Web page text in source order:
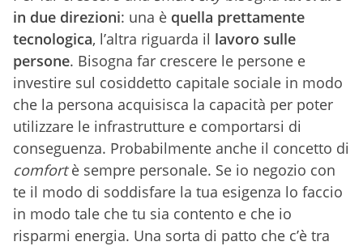
in due direzioni: una è quella prettamente
tecnologica, l’altra riguarda il lavoro sulle
persone. Bisogna far crescere le persone e
investire sul cosiddetto capitale sociale in modo
che la persona acquisisca la capacità per poter
utilizzare le infrastrutture e comportarsi di
conseguenza. Probabilmente anche il concetto di
comfortè sempre personale. Se io negozio con
te il modo di soddisfare la tua esigenza lo faccio
in modo tale che tu sia contento e che io
risparmi energia. Una sorta di patto che c’è tra